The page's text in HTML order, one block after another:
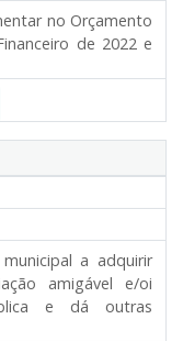
no Orçamento
de 2022 e
a adquirir
amigável e/oi
e dá outras